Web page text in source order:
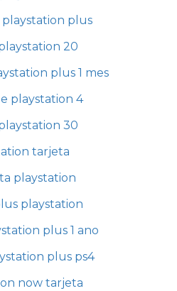
plus
20
plus 1 mes
playstation 4
30
tarjeta
playstation
playstation
plus 1 ano
plus ps4
now tarjeta